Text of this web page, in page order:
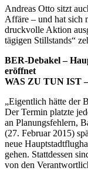
Andreas Otto sitzt
Affäre – und hat sich
druckvolle Aktion
tägigen Stillstands“
BER-Debakel –
eröffnet
WAS ZU TUN IST
„Eigentlich hätte der
Der Termin platzte
an Planungsfehlern,
(27. Februar 2015)
neue
gehen. Stattdessen
von den